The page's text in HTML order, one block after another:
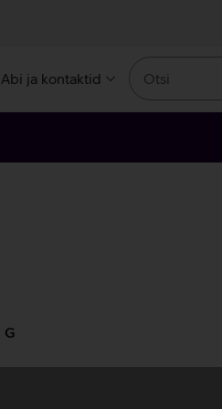
Abi ja kontaktid
G